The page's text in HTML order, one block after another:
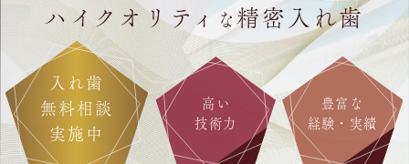
入れ歯
無料相談
実施中
ハイクオリティ な 精密入れ歯
高い
技術力
豊富な
経験・実績